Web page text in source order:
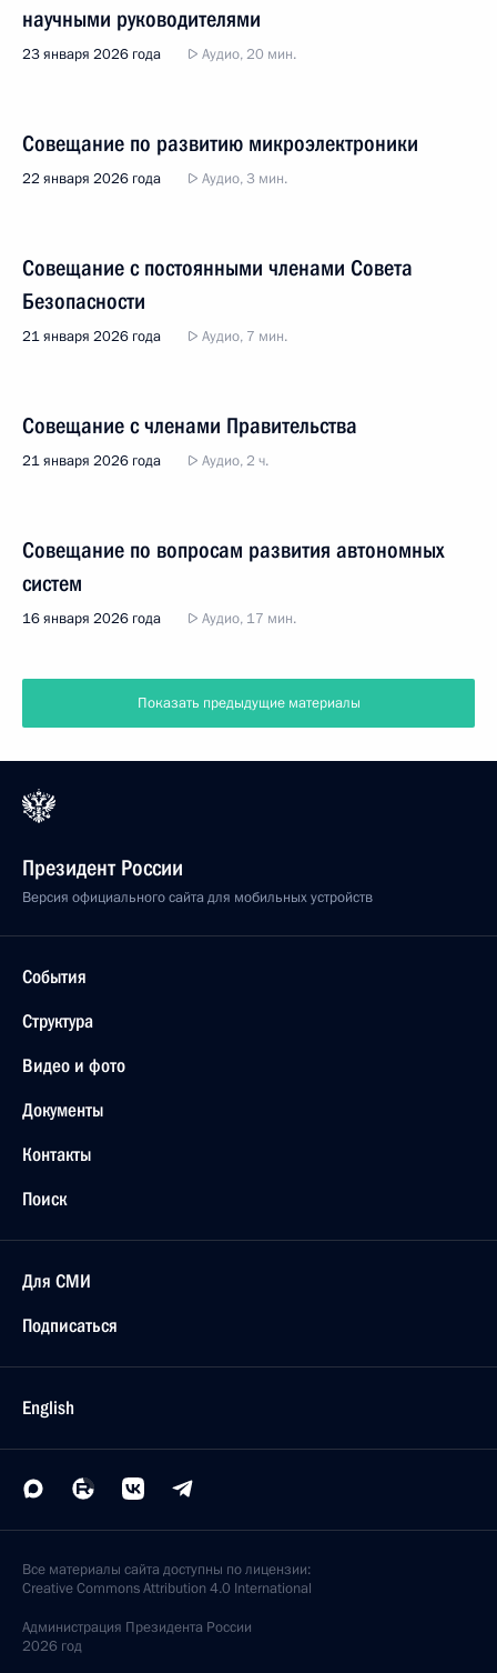
научными руководителями
23 января 2026 года Аудио, 20 мин.
Совещание по развитию микроэлектроники
22 января 2026 года Аудио, 3 мин.
Совещание с постоянными членами Совета
Безопасности
21 января 2026 года Аудио, 7 мин.
Совещание с членами Правительства
21 января 2026 года Аудио, 2 ч.
Совещание по вопросам развития автономных
систем
16 января 2026 года Аудио, 17 мин.
Показать предыдущие материалы
Президент России
Версия официального сайта для мобильных устройств
События
Структура
Видео и фото
Документы
Контакты
Поиск
Для СМИ
Подписаться
English
Все материалы сайта доступны по лицензии:
Creative Commons Attribution 4.0 International
Администрация Президента России
2026 год